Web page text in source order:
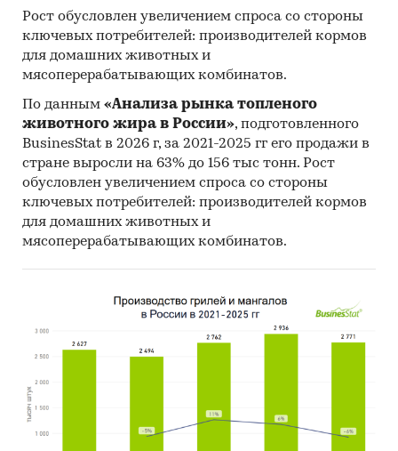
информация об участниках ВЭД с объемами
поставок:
- Рейтинг крупнейших российских импортеров
и зарубежных поставщиков
- Рейтинг ведущих российских экспортеров и
зарубежных покупателей
Единицы измерения:
Количественные показатели в отчете
рассчитаны в руб., стоимостные - в долларах и
рублях
Категории: Сельское хозяйство ... / Крупный
рогатый скот
/ Молочное производство
пищевой промышленности
оборудование
Рост обусловлен увеличением спроса со стороны
ключевых потребителей: производителей кормов
для домашних животных и
мясоперерабатывающих комбинатов.
По данным «Анализа рынка топленого
животного жира в России», подготовленного
BusinesStat в 2026 г, за 2021-2025 гг его продажи в
стране выросли на 63% до 156 тыс тонн. Рост
обусловлен увеличением спроса со стороны
ключевых потребителей: производителей кормов
для домашних животных и
мясоперерабатывающих комбинатов.